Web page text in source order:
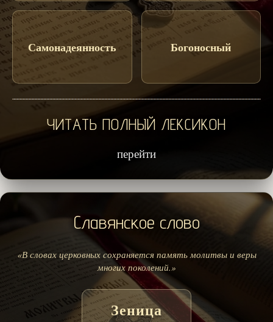
Самонадеянность Богоносный
ЧИТАТЬ ПОЛНЫЙ ЛЕКСИКОН
перейти
Славянское слово
«В словах церковных сохраняется память молитвы и веры
многих поколений.»
Зеница